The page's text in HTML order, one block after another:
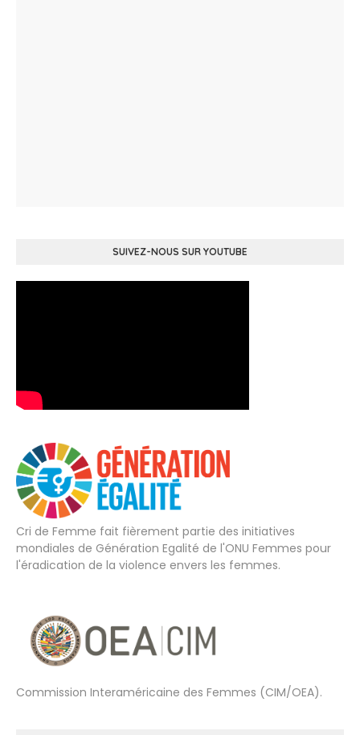
SUIVEZ-NOUS SUR YOUTUBE
Cri de Femme fait fièrement partie des initiatives
mondiales de Génération Egalité de l'ONU Femmes pour
l'éradication de la violence envers les femmes.
Commission Interaméricaine des Femmes (CIM/OEA).